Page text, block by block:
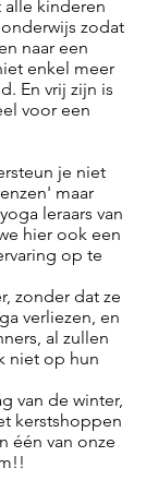
kinderen
zodat
naar een
enkel meer
En vrij zijn is
voor een
je niet
maar
leraars van
hier ook een
op te
zonder dat ze
verliezen, en
al zullen
niet op hun
van de winter,
kerstshoppen
één van onze